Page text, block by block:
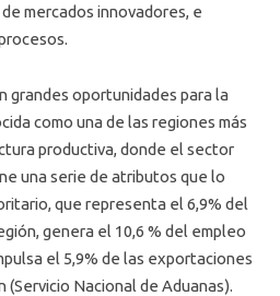
mercados innovadores, e
grandes oportunidades para la
como una de las regiones más
productiva, donde el sector
una serie de atributos que lo
que representa el 6,9% del
genera el 10,6 % del empleo
el 5,9% de las exportaciones
(Servicio Nacional de Aduanas).